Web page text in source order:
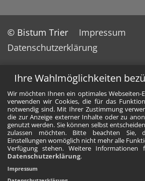
Ihre Wahlmöglichkeiten
Wir möchten Ihnen ein optimales Webseiten-
verwenden wir Cookies, die für das
notwendig sind. Mit Ihrer Zustimmung
die zur Anzeige externer Inhalte oder zu
genutzt werden. Sie können selbst
zulassen möchten. Bitte beachten Sie,
Einstellungen womöglich nicht mehr alle
Verfügung stehen. Weitere
Datenschutzerklärung.
Impressum
© Bistum Trier
Impressum
Datenschutzerklärung